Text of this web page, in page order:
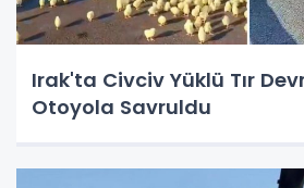
Irak'ta Civciv Yüklü Tır
Otoyola Savruldu